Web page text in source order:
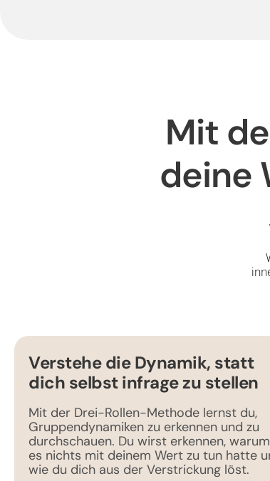
Mit
deine
Verstehe die Dynamik, statt
dich selbst infrage zu stellen
Mit der Drei-Rollen-Methode lernst du,
Gruppendynamiken zu erkennen und zu
durchschauen. Du wirst erkennen, warum
es nichts mit deinem Wert zu tun hatte
wie du dich aus der Verstrickung löst.